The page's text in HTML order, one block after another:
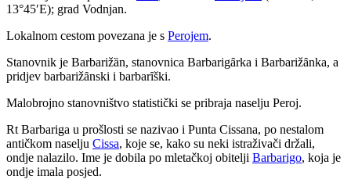
13°45′E); grad Vodnjan.
Lokalnom cestom povezana je s Perojem.
Stanovnik je Barbarižȁn, stanovnica Barbarigȃrka i Barbarižȃnka, a
pridjev barbarižȃnski i barbarȋški.
Malobrojno stanovništvo statistički se pribraja naselju Peroj.
Rt Barbariga u prošlosti se nazivao i Punta Cissana, po nestalom
antičkom naselju Cissa, koje se, kako su neki istraživači držali,
ondje nalazilo. Ime je dobila po mletačkoj obitelji Barbarigo, koja je
ondje imala posjed.